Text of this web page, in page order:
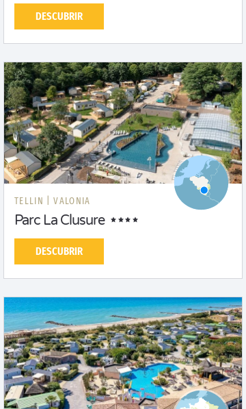
DESCUBRIR
TELLIN | VALONIA
Parc La Clusure
DESCUBRIR